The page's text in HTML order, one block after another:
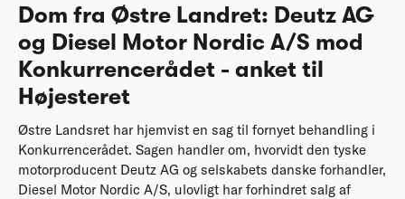
Dom fra Østre Landret: Deutz AG
og Diesel Motor Nordic A/S mod
Konkurrencerådet - anket til
Højesteret
Østre Landsret har hjemvist en sag til fornyet behandling i
Konkurrencerådet. Sagen handler om, hvorvidt den tyske
motorproducent Deutz AG og selskabets danske forhandler,
Diesel Motor Nordic A/S, ulovligt har forhindret salg af